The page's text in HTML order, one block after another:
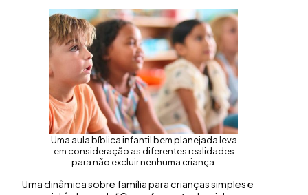
Uma aula bíblica infantil bem planejada leva
em consideração as diferentes realidades
para não excluir nenhuma criança
Uma dinâmica sobre família para crianças simples e